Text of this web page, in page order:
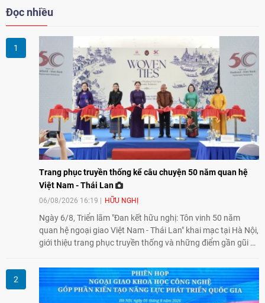
Đọc nhiều
Trang phục truyền thống kể câu chuyện 50 năm quan hệ
Việt Nam - Thái Lan
06/08/2026 16:19 HỮU NGHỊ
Ngày 6/8, Triển lãm "Đan kết hữu nghị: Tôn vinh 50 năm
quan hệ ngoại giao Việt Nam - Thái Lan" khai mạc tại Hà Nội,
giới thiệu trang phục truyền thống và những điểm gần gũi về
giao lưu nhân dân trong chặng đường nửa thế kỷ quan hệ
song phương.